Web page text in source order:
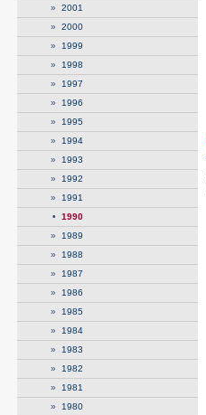
» 2001
» 2000
» 1999
» 1998
» 1997
» 1996
» 1995
» 1994
» 1993
» 1992
» 1991
•
1990
» 1989
» 1988
» 1987
» 1986
» 1985
» 1984
» 1983
» 1982
» 1981
» 1980